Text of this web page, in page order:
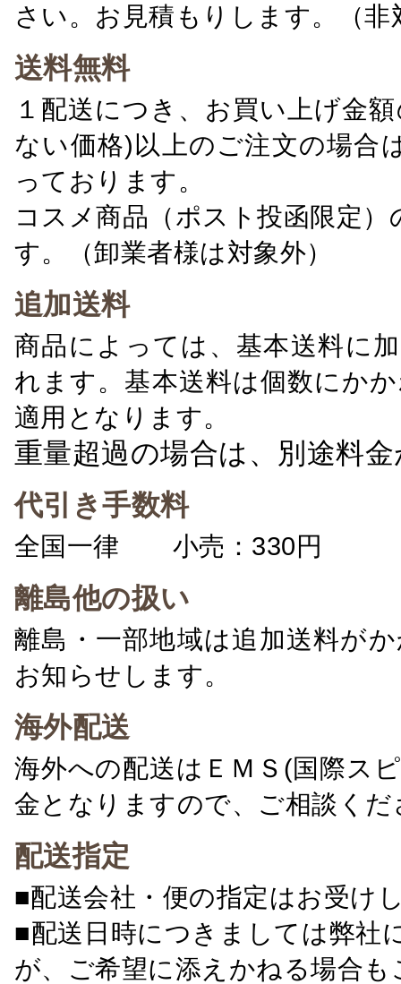
さい。お見積もりします。（非
送料無料
１配送につき、お買い上げ金
ない価格)以上のご注文の場合
っております。
コスメ商品（ポスト投函限定
す。（卸業者様は対象外）
追加送料
商品によっては、基本送料に
れます。基本送料は個数にか
適用となります。
重量超過の場合は、別途料
代引き手数料
全国一律 小売：330円 卸
離島他の扱い
離島・一部地域は追加送料が
お知らせします。
海外配送
海外への配送はＥＭＳ(国際ス
金となりますので、ご相談くだ
配送指定
■配送会社・便の指定はお受け
■配送日時につきましては弊社
が、ご希望に添えかねる場合